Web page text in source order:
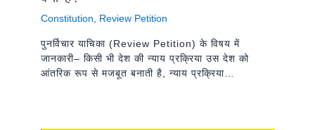
Constitution Review Petition
पुनर्विचार याचिका (Review Petition) के विषय में
जानकारी– किसी भी देश की न्याय प्रक्रिया उस देश को
आंतरिक रूप से मजबूत बनाती है, न्याय प्रक्रिया…